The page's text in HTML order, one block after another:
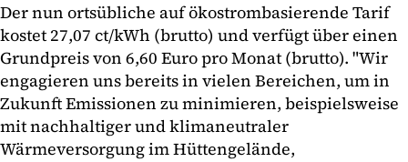
Der nun ortsübliche auf ökostrombasierende Tarif
kostet 27,07 ct/kWh (brutto) und verfügt über einen
Grundpreis von 6,60 Euro pro Monat (brutto). "Wir
engagieren uns bereits in vielen Bereichen, um in
Zukunft Emissionen zu minimieren, beispielsweise
mit nachhaltiger und klimaneutraler
Wärmeversorgung im Hüttengelände,